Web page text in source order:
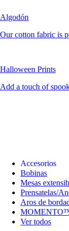
Algodón
Our cotton fabric is
Halloween Prints
Add a touch of
Accesorios
Bobinas
Mesas
Prensatelas/
Aros de
Ver todos